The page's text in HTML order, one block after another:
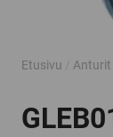
Etusivu Anturit